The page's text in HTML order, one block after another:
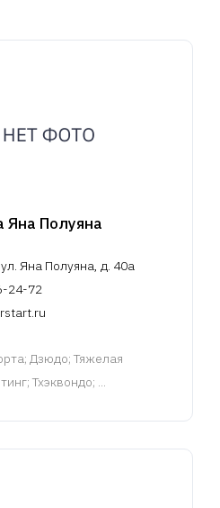
Полуяна
Яна Полуяна, д. 40а
24-72
; Дзюдо; Тяжелая
Тхэквондо; ...